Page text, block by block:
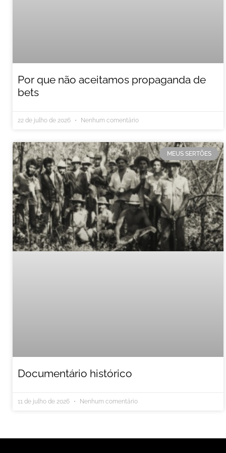
Por que não aceitamos propaganda de
bets
22 de julho de 2026 Nenhum comentário
MEUS SERTÕES
Documentário histórico
11 de julho de 2026 Nenhum comentário